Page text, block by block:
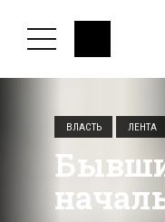
ВЛАСТЬ ЛЕНТА